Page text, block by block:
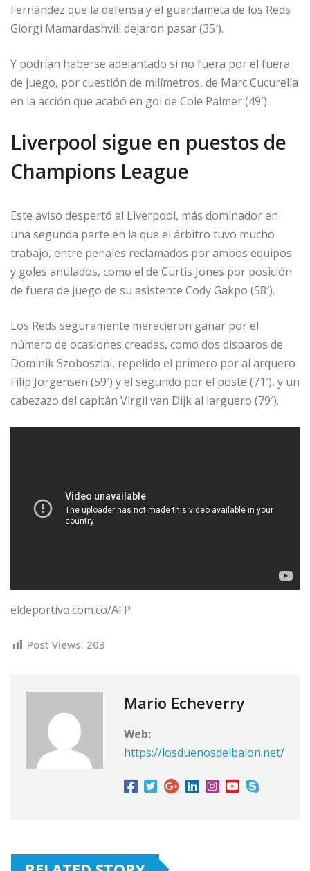
Fernández que la defensa y el guardameta de los Reds
Giorgi Mamardashvili dejaron pasar (35′).
Y podrían haberse adelantado si no fuera por el fuera
de juego, por cuestión de milímetros, de Marc Cucurella
en la acción que acabó en gol de Cole Palmer (49′).
Liverpool sigue en puestos de
Champions League
Este aviso despertó al Liverpool, más dominador en
una segunda parte en la que el árbitro tuvo mucho
trabajo, entre penales reclamados por ambos equipos
y goles anulados, como el de Curtis Jones por posición
de fuera de juego de su asistente Cody Gakpo (58′).
Los Reds seguramente merecieron ganar por el
número de ocasiones creadas, como dos disparos de
Dominik Szoboszlai, repelido el primero por al arquero
Filip Jorgensen (59′) y el segundo por el poste (71′), y un
cabezazo del capitán Virgil van Dijk al larguero (79′).
eldeportivo.com.co/AFP
Post Views: 203
Mario Echeverry
Web:
https://losduenosdelbalon.net/